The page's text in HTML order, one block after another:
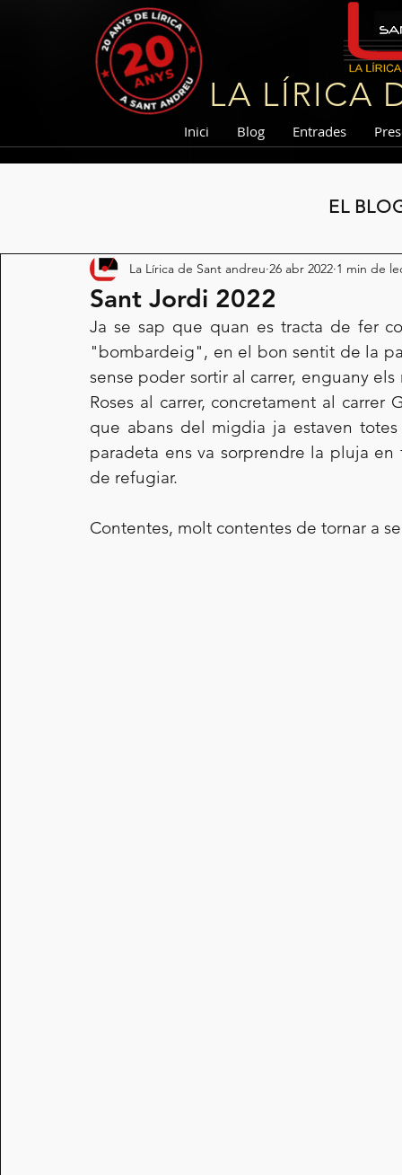
LA LÍRICA
Inici Blog Entrades
Sant Jordi 2022
La Lírica de Sant andreu 26 abr 2022 1 min de
Ja se sap que quan es tracta de fer
"bombardeig", en el bon sentit de la
sense poder sortir al carrer, enguany
Roses al carrer, concretament al carrer
que abans del migdia ja estaven
paradeta ens va sorprendre la pluja
de refugiar.
Contentes, molt contentes de tornar a
EL